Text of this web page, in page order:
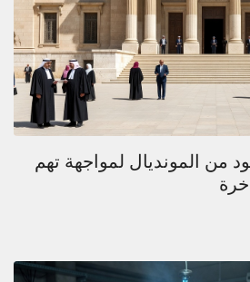
من المونديال لمواجهة تهم